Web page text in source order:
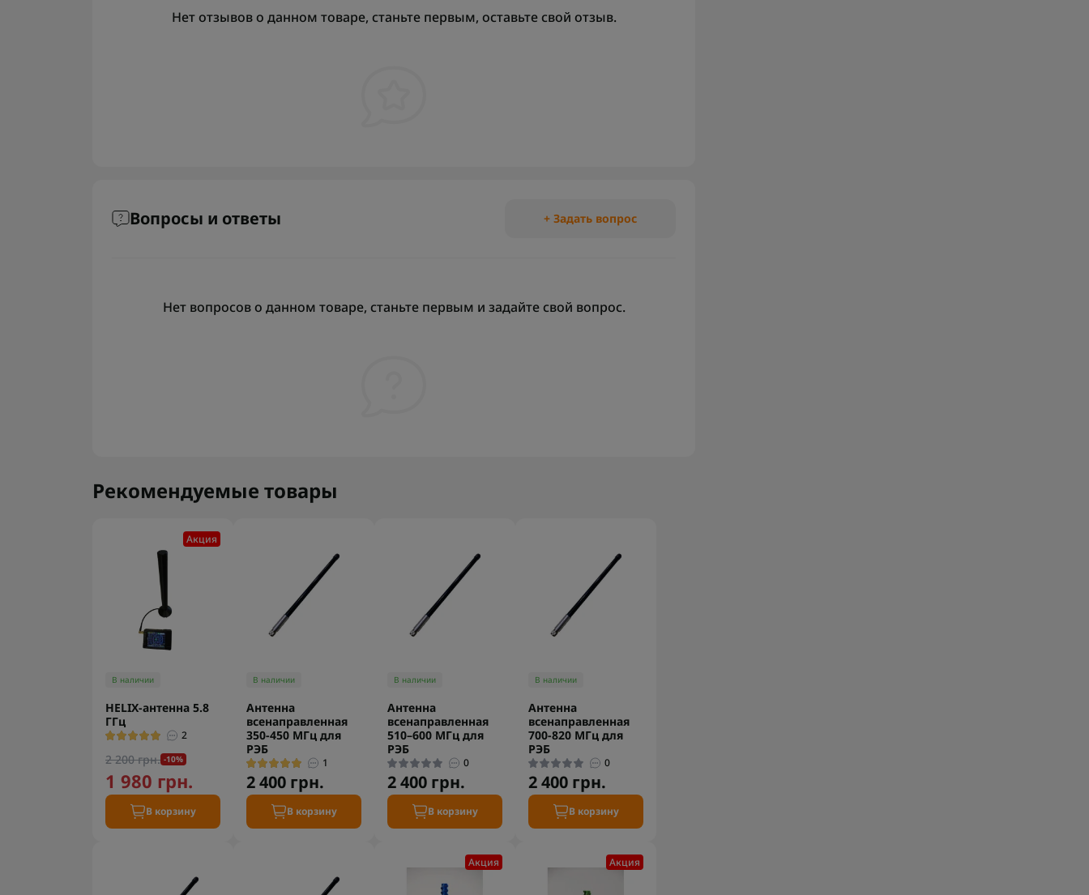
Нет отзывов о данном товаре, станьте первым, оставьте свой отзыв.
Вопросы и ответы + Задать вопрос
Нет вопросов о данном товаре, станьте первым и задайте свой вопрос.
Рекомендуемые товары
Акция
В наличии
HELIX-антенна 5.8
ГГц
2
2 200 грн. -10%
1 980 грн.
В корзину
В наличии
Антенна
всенаправленная
350-450 МГц для
РЭБ
1
2 400 грн.
В корзину
В наличии
Антенна
всенаправленная
510–600 МГц для
РЭБ
0
2 400 грн.
В корзину
В наличии
Антенна
всенаправленная
700-820 МГц для
РЭБ
0
2 400 грн.
В корзину
Акция Акция